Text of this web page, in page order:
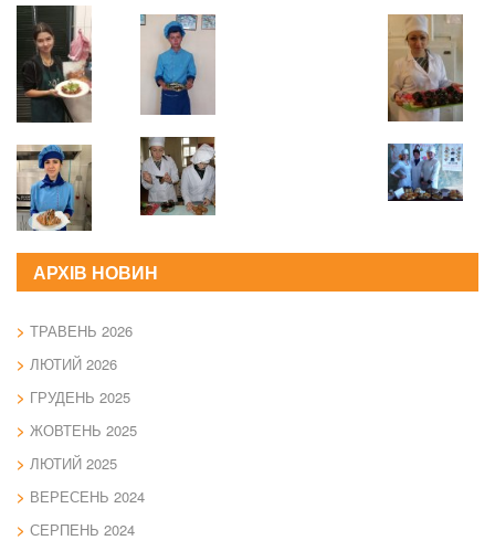
АРХІВ НОВИН
ТРАВЕНЬ 2026
ЛЮТИЙ 2026
ГРУДЕНЬ 2025
ЖОВТЕНЬ 2025
ЛЮТИЙ 2025
ВЕРЕСЕНЬ 2024
СЕРПЕНЬ 2024